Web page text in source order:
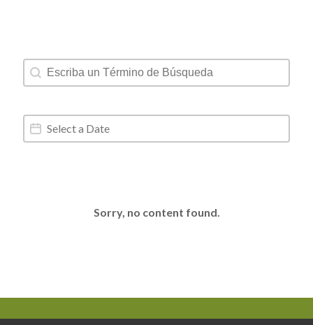
Resources - Text Search
Search content
Resources - Date Range
Date
Sorry, no content found.